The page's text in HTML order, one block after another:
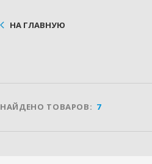
НА ГЛАВНУЮ
НАЙДЕНО ТОВАРОВ: 7